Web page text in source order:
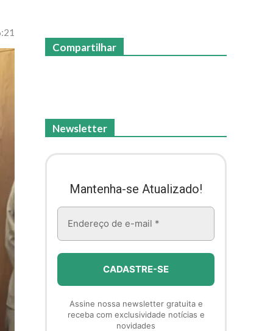
Compartilhar
Newsletter
Mantenha-se Atualizado!
Assine nossa newsletter gratuita e
receba com exclusividade notícias e
novidades